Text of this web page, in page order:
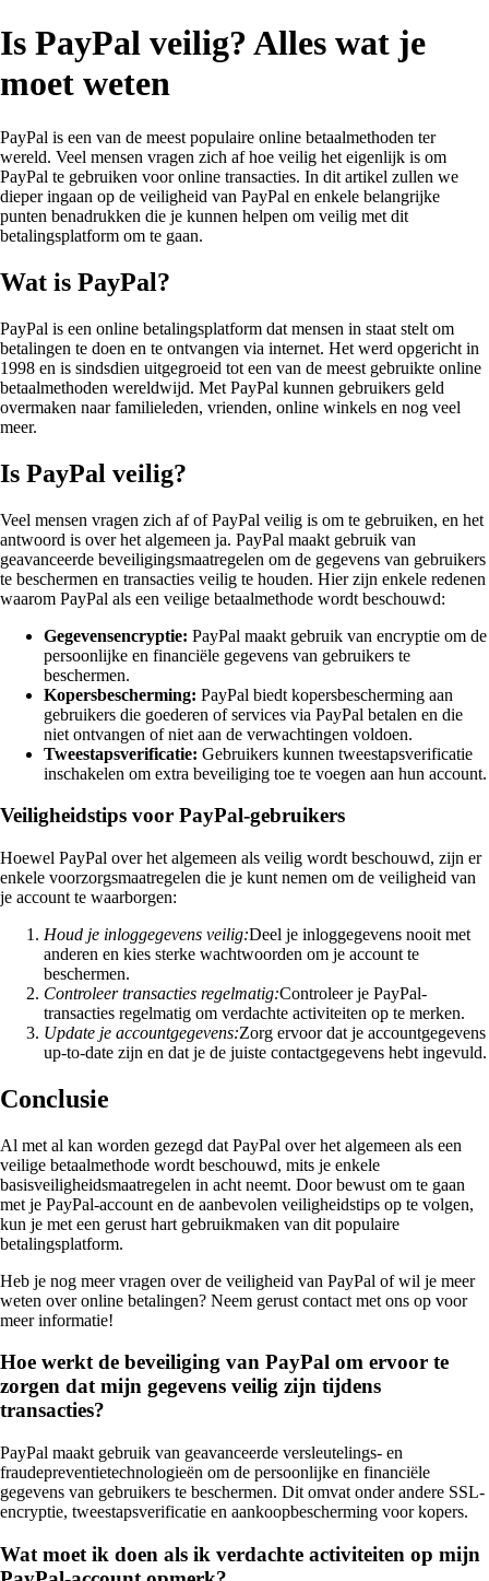
Is PayPal veilig? Alles wat je
moet weten
PayPal is een van de meest populaire online betaalmethoden ter
wereld. Veel mensen vragen zich af hoe veilig het eigenlijk is om
PayPal te gebruiken voor online transacties. In dit artikel zullen we
dieper ingaan op de veiligheid van PayPal en enkele belangrijke
punten benadrukken die je kunnen helpen om veilig met dit
betalingsplatform om te gaan.
Wat is PayPal?
PayPal is een online betalingsplatform dat mensen in staat stelt om
betalingen te doen en te ontvangen via internet. Het werd opgericht in
1998 en is sindsdien uitgegroeid tot een van de meest gebruikte online
betaalmethoden wereldwijd. Met PayPal kunnen gebruikers geld
overmaken naar familieleden, vrienden, online winkels en nog veel
meer.
Is PayPal veilig?
Veel mensen vragen zich af of PayPal veilig is om te gebruiken, en het
antwoord is over het algemeen ja. PayPal maakt gebruik van
geavanceerde beveiligingsmaatregelen om de gegevens van gebruikers
te beschermen en transacties veilig te houden. Hier zijn enkele redenen
waarom PayPal als een veilige betaalmethode wordt beschouwd:
Gegevensencryptie: PayPal maakt gebruik van encryptie om de
persoonlijke en financiële gegevens van gebruikers te
beschermen.
Kopersbescherming: PayPal biedt kopersbescherming aan
gebruikers die goederen of services via PayPal betalen en die
niet ontvangen of niet aan de verwachtingen voldoen.
Tweestapsverificatie: Gebruikers kunnen tweestapsverificatie
inschakelen om extra beveiliging toe te voegen aan hun account.
Veiligheidstips voor PayPal-gebruikers
Hoewel PayPal over het algemeen als veilig wordt beschouwd, zijn er
enkele voorzorgsmaatregelen die je kunt nemen om de veiligheid van
je account te waarborgen:
Houd je inloggegevens veilig:Deel je inloggegevens nooit met
anderen en kies sterke wachtwoorden om je account te
beschermen.
Controleer transacties regelmatig:Controleer je PayPal-
transacties regelmatig om verdachte activiteiten op te merken.
Update je accountgegevens:Zorg ervoor dat je accountgegevens
up-to-date zijn en dat je de juiste contactgegevens hebt ingevuld.
Conclusie
Al met al kan worden gezegd dat PayPal over het algemeen als een
veilige betaalmethode wordt beschouwd, mits je enkele
basisveiligheidsmaatregelen in acht neemt. Door bewust om te gaan
met je PayPal-account en de aanbevolen veiligheidstips op te volgen,
kun je met een gerust hart gebruikmaken van dit populaire
betalingsplatform.
Heb je nog meer vragen over de veiligheid van PayPal of wil je meer
weten over online betalingen? Neem gerust contact met ons op voor
meer informatie!
Hoe werkt de beveiliging van PayPal om ervoor te
zorgen dat mijn gegevens veilig zijn tijdens
transacties?
PayPal maakt gebruik van geavanceerde versleutelings- en
fraudepreventietechnologieën om de persoonlijke en financiële
gegevens van gebruikers te beschermen. Dit omvat onder andere SSL-
encryptie, tweestapsverificatie en aankoopbescherming voor kopers.
Wat moet ik doen als ik verdachte activiteiten op mijn